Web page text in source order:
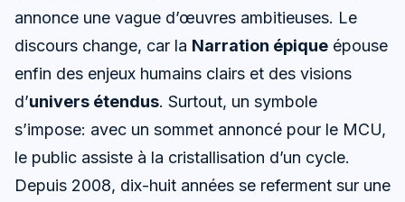
annonce une vague d’œuvres ambitieuses. Le
discours change, car la Narration épique épouse
enfin des enjeux humains clairs et des visions
d’univers étendus. Surtout, un symbole
s’impose: avec un sommet annoncé pour le MCU,
le public assiste à la cristallisation d’un cycle.
Depuis 2008, dix-huit années se referment sur une